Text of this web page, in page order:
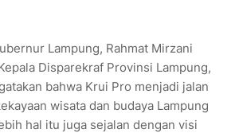
Lampung, Rahmat Mirzani
Disparekraf Provinsi Lampung,
bahwa Krui Pro menjadi jalan
wisata dan budaya Lampung
hal itu juga sejalan dengan visi